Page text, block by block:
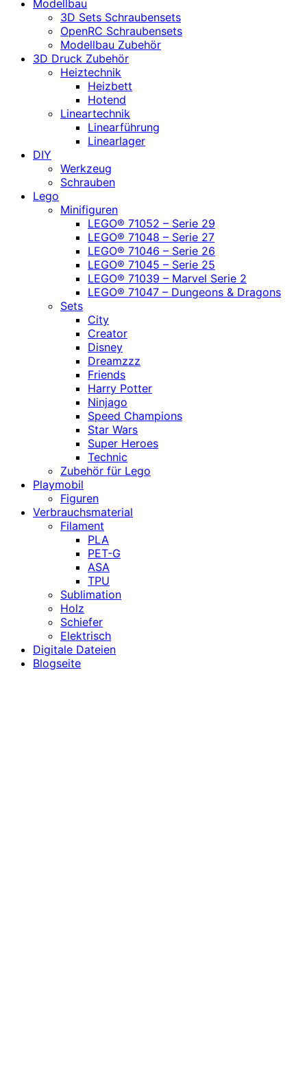
Modellbau
3D Sets Schraubensets
OpenRC Schraubensets
Modellbau Zubehör
3D Druck Zubehör
Heiztechnik
Heizbett
Hotend
Lineartechnik
Linearführung
Linearlager
DIY
Werkzeug
Schrauben
Lego
Minifiguren
LEGO® 71052 – Serie 29
LEGO® 71048 – Serie 27
LEGO® 71046 – Serie 26
LEGO® 71045 – Serie 25
LEGO® 71039 – Marvel Serie 2
LEGO® 71047 – Dungeons & Dragons
Sets
City
Creator
Disney
Dreamzzz
Friends
Harry Potter
Ninjago
Speed Champions
Star Wars
Super Heroes
Technic
Zubehör für Lego
Playmobil
Figuren
Verbrauchsmaterial
Filament
PLA
PET-G
ASA
TPU
Sublimation
Holz
Schiefer
Elektrisch
Digitale Dateien
Blogseite